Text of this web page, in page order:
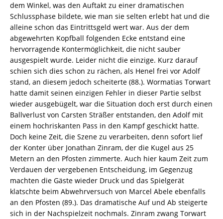
dem Winkel, was den Auftakt zu einer dramatischen
Schlussphase bildete, wie man sie selten erlebt hat und die
alleine schon das Eintrittsgeld wert war. Aus der dem
abgewehrten Kopfball folgenden Ecke entstand eine
hervorragende Kontermöglichkeit, die nicht sauber
ausgespielt wurde. Leider nicht die einzige. Kurz darauf
schien sich dies schon zu rächen, als Henel frei vor Adolf
stand, an diesem jedoch scheiterte (88.). Wormatias Torwart
hatte damit seinen einzigen Fehler in dieser Partie selbst
wieder ausgebügelt, war die Situation doch erst durch einen
Ballverlust von Carsten Sträßer entstanden, den Adolf mit
einem hochriskanten Pass in den Kampf geschickt hatte.
Doch keine Zeit, die Szene zu verarbeiten, denn sofort lief
der Konter über Jonathan Zinram, der die Kugel aus 25
Metern an den Pfosten zimmerte. Auch hier kaum Zeit zum
Verdauen der vergebenen Entscheidung, im Gegenzug
machten die Gäste wieder Druck und das Spielgerät
klatschte beim Abwehrversuch von Marcel Abele ebenfalls
an den Pfosten (89.). Das dramatische Auf und Ab steigerte
sich in der Nachspielzeit nochmals. Zinram zwang Torwart